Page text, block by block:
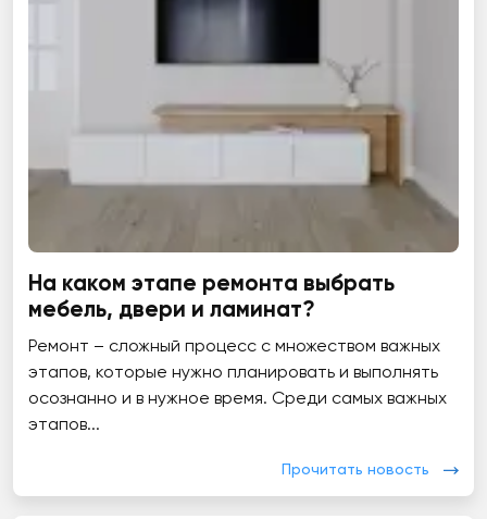
На каком этапе ремонта выбрать
мебель, двери и ламинат?
Ремонт – сложный процесс с множеством важных
этапов, которые нужно планировать и выполнять
осознанно и в нужное время. Среди самых важных
этапов...
Прочитать новость